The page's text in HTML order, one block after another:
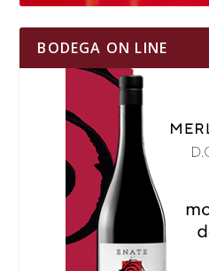
BODEGA ON LINE